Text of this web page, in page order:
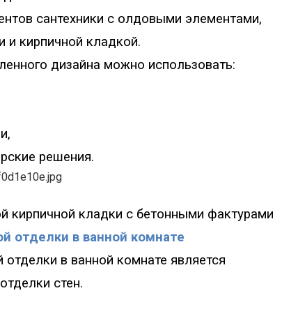
сантехники с олдовыми элементами,
и кирпичной кладкой.
дизайна можно использовать:
,
решения.
кирпичной кладки с бетонными фактурами
отделки в ванной комнате
в ванной комнате является
стен.